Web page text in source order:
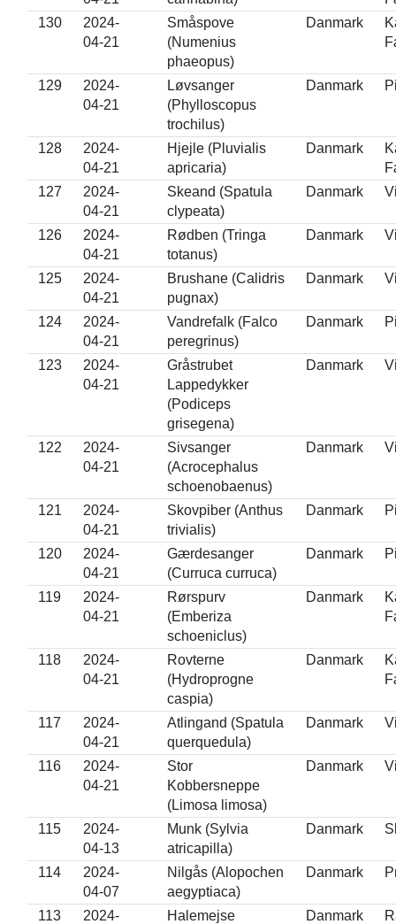
130
2024-
04-21
Småspove
(Numenius
phaeopus)
Danmark
129
2024-
04-21
Løvsanger
(Phylloscopus
trochilus)
Danmark
128
2024-
04-21
Hjejle (Pluvialis
apricaria)
Danmark
127
2024-
04-21
Skeand (Spatula
clypeata)
Danmark
126
2024-
04-21
Rødben (Tringa
totanus)
Danmark
125
2024-
04-21
Brushane (Calidris
pugnax)
Danmark
124
2024-
04-21
Vandrefalk (Falco
peregrinus)
Danmark
123
2024-
04-21
Gråstrubet
Lappedykker
(Podiceps
grisegena)
Danmark
122
2024-
04-21
Sivsanger
(Acrocephalus
schoenobaenus)
Danmark
121
2024-
04-21
Skovpiber (Anthus
trivialis)
Danmark
120
2024-
04-21
Gærdesanger
(Curruca curruca)
Danmark
119
2024-
04-21
Rørspurv
(Emberiza
schoeniclus)
Danmark
118
2024-
04-21
Rovterne
(Hydroprogne
caspia)
Danmark
117
2024-
04-21
Atlingand (Spatula
querquedula)
Danmark
116
2024-
04-21
Stor
Kobbersneppe
(Limosa limosa)
Danmark
115
2024-
04-13
Munk (Sylvia
atricapilla)
Danmark
114
2024-
04-07
Nilgås (Alopochen
aegyptiaca)
Danmark
113
2024-
Halemejse
Danmark